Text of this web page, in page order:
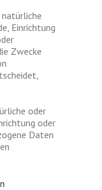
natürliche
Einrichtung
Zwecke
oder
oder
Daten